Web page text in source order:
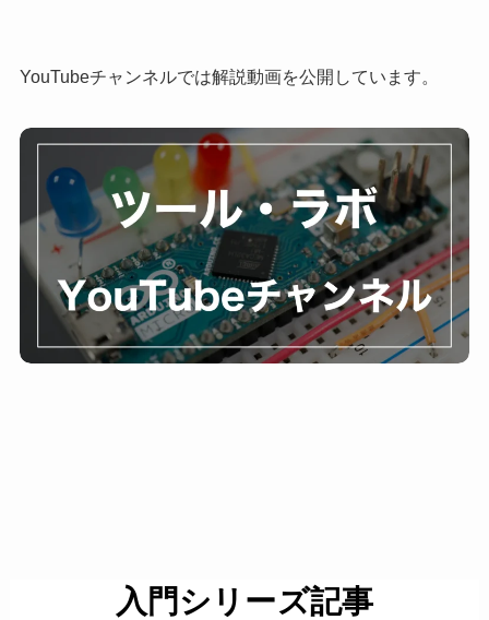
YouTubeチャンネルでは解説動画を公開しています。
入門シリーズ記事